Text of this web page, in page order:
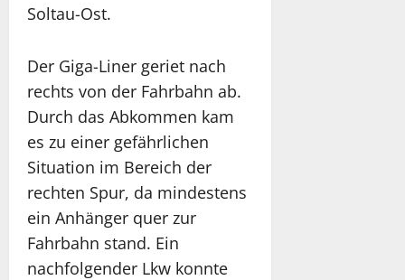
Soltau-Ost.
Der Giga-Liner geriet nach
rechts von der Fahrbahn ab.
Durch das Abkommen kam
es zu einer gefährlichen
Situation im Bereich der
rechten Spur, da mindestens
ein Anhänger quer zur
Fahrbahn stand. Ein
nachfolgender Lkw konnte